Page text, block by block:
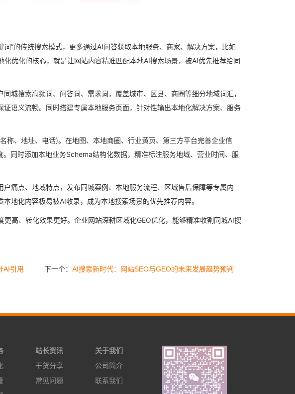
”的传统搜索模式，更多通过AI问答获取本地服务、商家、解决方案，比如
化优化的核心，就是让网站内容精准匹配本地AI搜索场景，被AI优先推荐给同
城搜索高频词、问答词、需求词，覆盖城市、区县、商圈等细分地域词汇，
语义流畅。同时搭建专属本地服务页面，针对性输出本地化解决方案、服务
称、地址、电话)。在地图、本地商圈、行业黄页、第三方平台完善企业信
同时添加本地业务Schema结构化数据，精准标注服务地域、营业时间、服
痛点、地域特点，发布同城案例、本地服务流程、区域售后保障等专属内
地化内容极易被AI收录，成为本地搜索场景的优先推荐内容。
高、转化效果更好。企业网站深耕区域化GEO优化，能够精准收割同城AI搜
AI引用
下一个： AI搜索新时代：网站SEO与GEO的未来发展趋势预判
站长资讯
干货分享
常见问题
关于我们
公司简介
联系我们